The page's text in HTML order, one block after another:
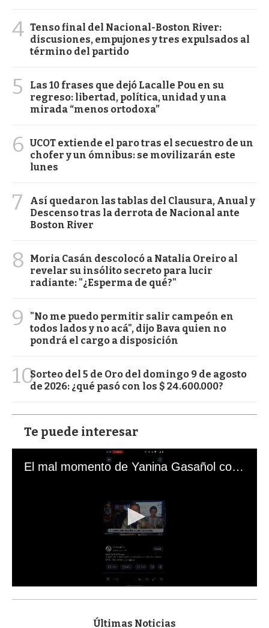
4 Tenso final del Nacional-Boston River:
discusiones, empujones y tres expulsados al
término del partido
5
Las 10 frases que dejó Lacalle Pou en su
regreso: libertad, política, unidad y una
mirada “menos ortodoxa”
6 UCOT extiende el paro tras el secuestro de un
chofer y un ómnibus: se movilizarán este
lunes
7
Así quedaron las tablas del Clausura, Anual y
Descenso tras la derrota de Nacional ante
Boston River
8
Moria Casán descolocó a Natalia Oreiro al
revelar su insólito secreto para lucir
radiante: "¿Esperma de qué?"
9
"No me puedo permitir salir campeón en
todos lados y no acá", dijo Bava quien no
pondrá el cargo a disposición
10Sorteo del 5 de Oro del domingo 9 de agosto
de 2026: ¿qué pasó con los $ 24.600.000?
Te puede interesar
El mal momento de Yanina Gasañol con un hincha argentino en "Subrayado"
s
Últimas Noticias